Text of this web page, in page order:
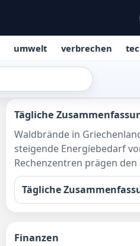
umwelt verbrechen
Tägliche
Waldbrände in
steigende Energiebedarf
Rechenzentren prägen den
Tägliche
Finanzen